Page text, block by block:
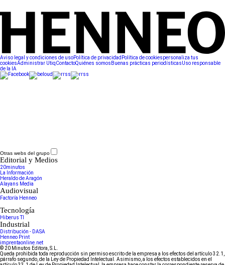
Aviso legal y condiciones de usoPolítica de privacidad Política de cookiespersonaliza tus
cookiesAdministrar UtiqContactoQuiénes somos Buenas prácticas periodísticasUso responsable
de la IA
Otras webs del grupo
Editorial y Medios
20minutos
La Información
Heraldo de Aragón
Alayans Media
Audiovisual
Factoría Henneo
Tecnología
Hiberus TI
Industrial
Distribución - DASA
Henneo Print
imprentaonline.net
© 20 Minutos Editora, S.L.
Queda prohibida toda reproducción sin permiso escrito de la empresa a los efectos del artículo 32.1,
párrafo segundo, de la Ley de Propiedad Intelectual. Asimismo, a los efectos establecidos en el